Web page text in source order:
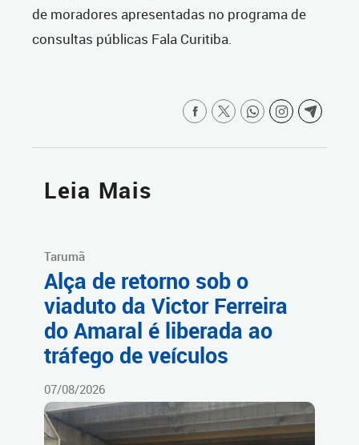
de moradores apresentadas no programa de
consultas públicas Fala Curitiba.
Leia Mais
Tarumã
Alça de retorno sob o
viaduto da Victor Ferreira
do Amaral é liberada ao
tráfego de veículos
07/08/2026